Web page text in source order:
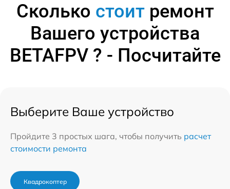
Сколько стоитремонт
Вашего устройства
BETAFPV ? - Посчитайте
Выберите Ваше устройство
Пройдите 3 простых шага, чтобы получить расчет
стоимости ремонта
Квадрокоптер